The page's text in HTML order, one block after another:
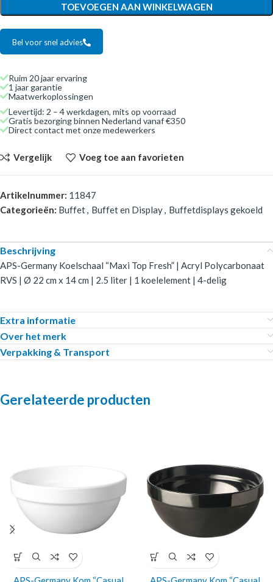
TOEVOEGEN AAN WINKELWAGEN
Bel voor snel advies
Ruim 20 jaar ervaring
1 jaar garantie
Maatwerkoplossingen
Levertijd: 2 – 4 werkdagen, mits op voorraad
Gratis bezorging binnen Nederland vanaf €350
Direct contact met onze medewerkers
Vergelijk Voeg toe aan favorieten
Artikelnummer: 11847
Categorieën: Buffet, Buffet en Display, Buffetdisplays gekoeld
Beschrijving
APS-Germany Koelschaal “Maxi Top Fresh” | Acryl Polycarbonaat
RVS | Ø 22 cm x 14 cm | 2.5 liter | 1 koelelement | 4-delig
Extra informatie
Over het merk
Verpakking & Transport
Gerelateerde producten